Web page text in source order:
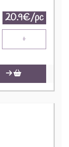
20.9€/pc
+